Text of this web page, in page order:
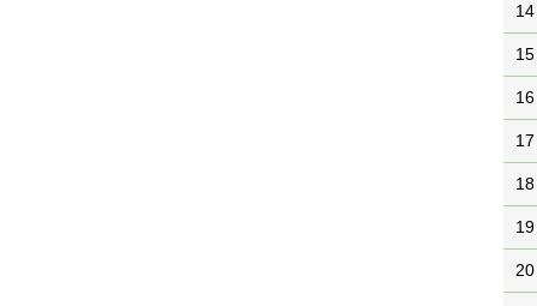
14
15
16
17
18
19
20